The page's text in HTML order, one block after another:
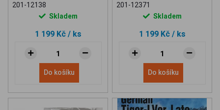
201-12138
Skladem
1 199 Kč / ks
Do košíku
201-12371
Skladem
1 199 Kč / ks
Do košíku